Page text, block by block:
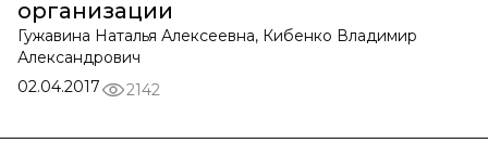
организации
Гужавина Наталья Алексеевна, Кибенко Владимир
Александрович
02.04.2017
2142